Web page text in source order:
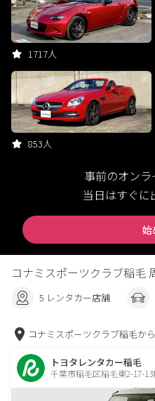
1717人
853人
事前のオン
当日はすぐ
始
コナミスポーツクラブ稲毛
5 レンタカー店舗
コナミスポーツクラブ稲毛から
トヨタレンタカー稲毛
千葉市稲毛区稲毛東2-17-